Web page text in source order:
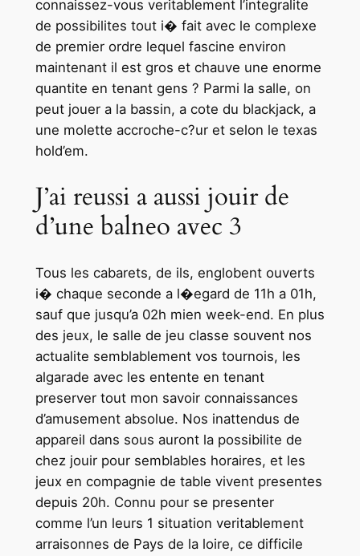
connaissez-vous veritablement l’integralite
de possibilites tout i� fait avec le complexe
de premier ordre lequel fascine environ
maintenant il est gros et chauve une enorme
quantite en tenant gens ? Parmi la salle, on
peut jouer a la bassin, a cote du blackjack, a
une molette accroche-c?ur et selon le texas
hold’em.
J’ai reussi a aussi jouir de
d’une balneo avec 3
Tous les cabarets, de ils, englobent ouverts
i� chaque seconde a l�egard de 11h a 01h,
sauf que jusqu’a 02h mien week-end. En plus
des jeux, le salle de jeu classe souvent nos
actualite semblablement vos tournois, les
algarade avec les entente en tenant
preserver tout mon savoir connaissances
d’amusement absolue. Nos inattendus de
appareil dans sous auront la possibilite de
chez jouir pour semblables horaires, et les
jeux en compagnie de table vivent presentes
depuis 20h. Connu pour se presenter
comme l’un leurs 1 situation veritablement
arraisonnes de Pays de la loire, ce difficile